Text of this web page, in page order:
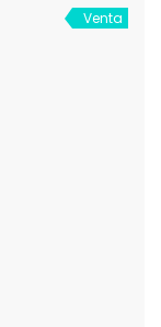
Venta